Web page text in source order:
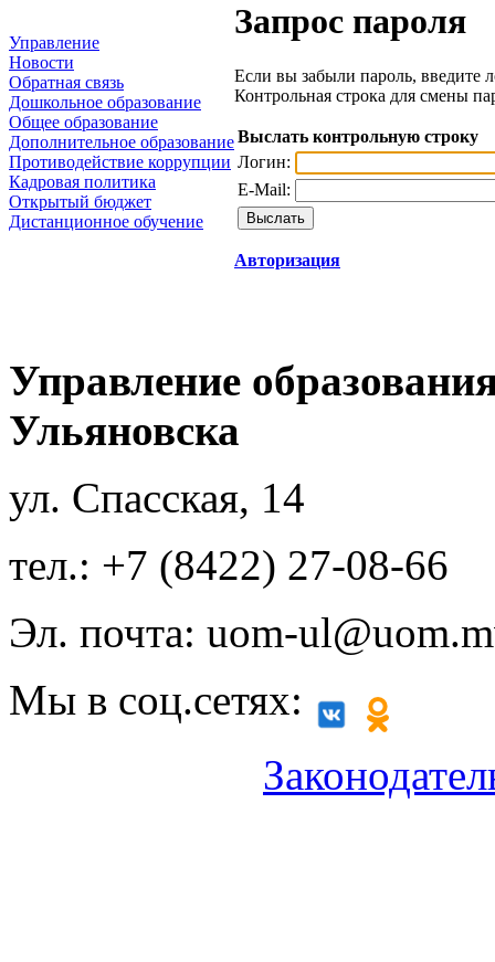
Управление
Новости
Обратная связь
Дошкольное образование
Общее образование
Дополнительное образование
Противодействие коррупции
Кадровая политика
Открытый бюджет
Дистанционное обучение
Запрос пароля
Если вы забыли пароль, введите
Контрольная строка для смены
Выслать контрольную строку
Логин:
E-Mail:
Авторизация
Управление
Ульяновска
ул. Спасская, 14
тел.: +7 (8422) 27-08-66
Эл. почта: uom-
Мы в соц.сетях: